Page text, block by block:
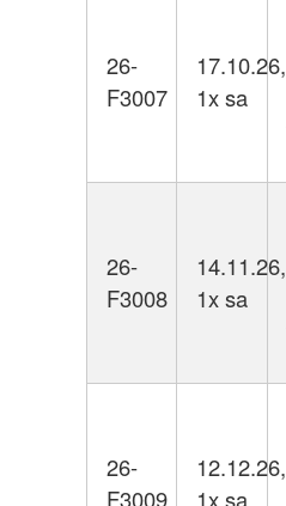
26-
F3007
17.10.26,
1x sa
26-
F3008
14.11.26,
1x sa
26-
F3009
12.12.26,
1x sa